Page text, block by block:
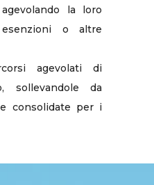
la loro
o altre
agevolati di
sollevandole da
consolidate per i